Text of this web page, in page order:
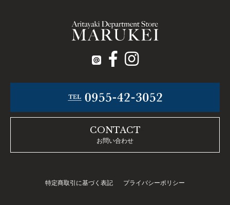
CONTACT
お問い合わせ
特定商取引に基づく表記 プライバシーポリシー